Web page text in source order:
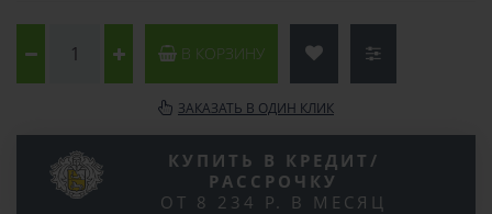
В КОРЗИНУ
ЗАКАЗАТЬ В ОДИН КЛИК
КУПИТЬ В КРЕДИТ/
РАССРОЧКУ
ОТ 8 234 Р. В МЕСЯЦ